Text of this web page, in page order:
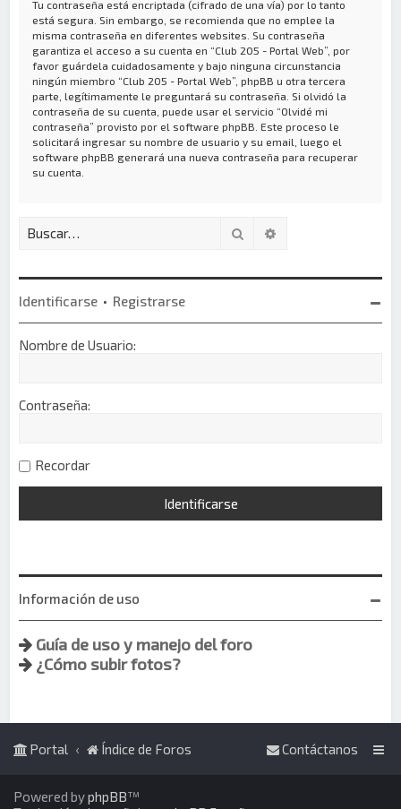
Tu contraseña está encriptada (cifrado de una vía) por lo tanto
está segura. Sin embargo, se recomienda que no emplee la
misma contraseña en diferentes websites. Su contraseña
garantiza el acceso a su cuenta en “Club 205 - Portal Web”, por
favor guárdela cuidadosamente y bajo ninguna circunstancia
ningún miembro “Club 205 - Portal Web”, phpBB u otra tercera
parte, legítimamente le preguntará su contraseña. Si olvidó la
contraseña de su cuenta, puede usar el servicio “Olvidé mi
contraseña” provisto por el software phpBB. Este proceso le
solicitará ingresar su nombre de usuario y su email, luego el
software phpBB generará una nueva contraseña para recuperar
su cuenta.
Buscar
Identificarse • Registrarse
Nombre de Usuario:
Contraseña:
Recordar
Información de uso
Guía de uso y manejo del foro
¿Cómo subir fotos?
Portal Índice de Foros Contáctanos
Powered byphpBB™